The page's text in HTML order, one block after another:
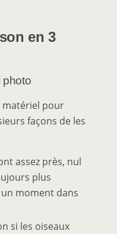
en 3
matériel pour
façons de les
assez près, nul
plus
moment dans
si les oiseaux